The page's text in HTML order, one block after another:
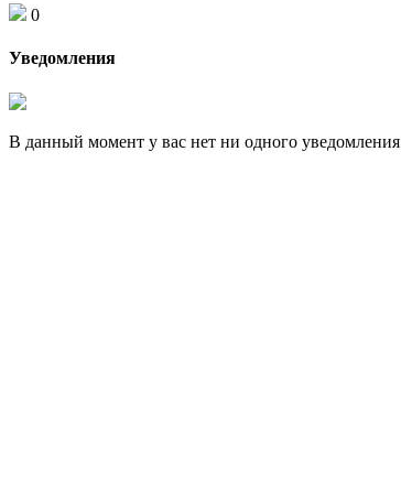
0
Уведомления
В данный момент у вас нет ни одного уведомления